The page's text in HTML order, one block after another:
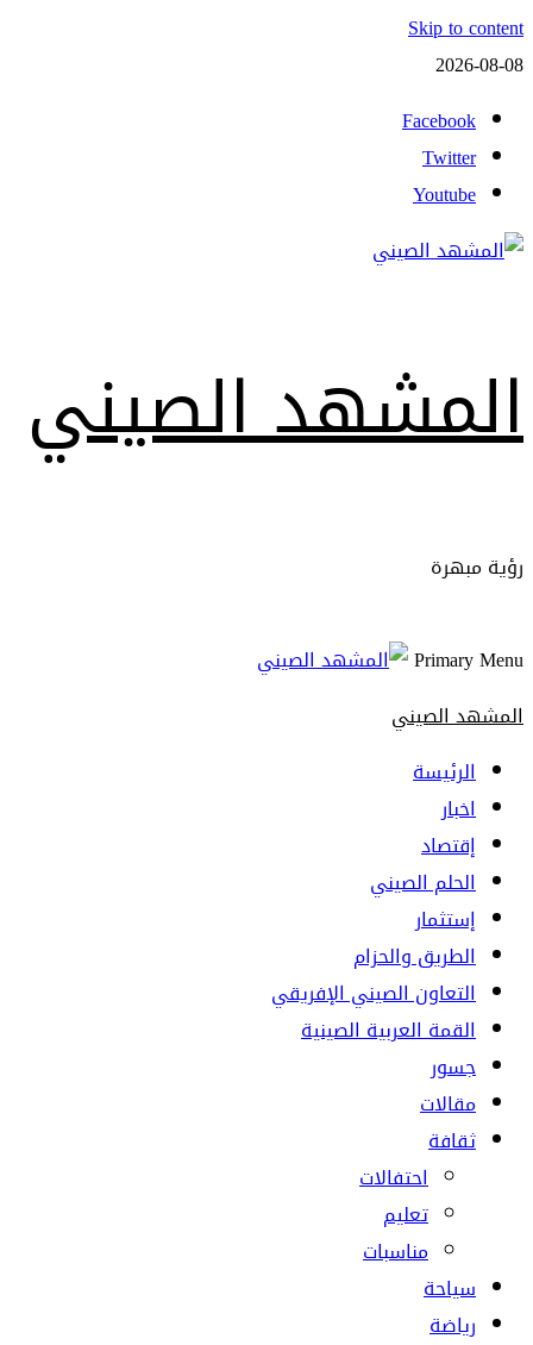
Skip to content
2026-08-08
Facebook
Twitter
Youtube
المشهد الصيني
رؤية مبهرة
Primary Menu
المشهد الصيني
الرئيسة
اخبار
إقتصاد
الحلم الصيني
إستثمار
الطريق والحزام
التعاون الصيني الإفريقي
القمة العربية الصينية
جسور
مقالات
ثقافة
احتفالات
تعليم
مناسبات
سياحة
رياضة